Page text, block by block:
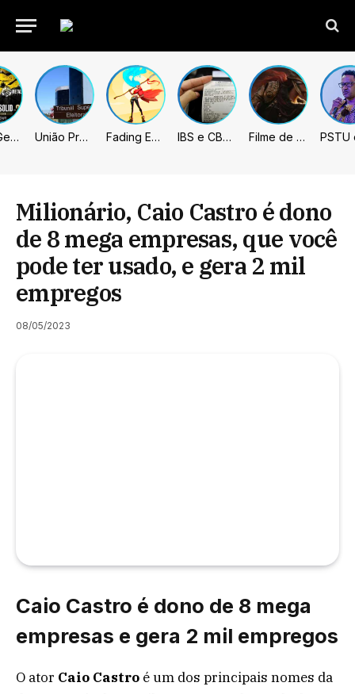
Metal Gear Solid: Master Collection 2 terá legendas e menus em portugues União Progressista e PL terão mais tempo de propaganda eleitoral Fading Echo – Review IBS e CBS necessitarão constar nas notas fiscais com início desta 2ª. Entenda Filme de Elden Ring tem gravações concluídas, mas ainda fica longe do lançamento
Milionário, Caio Castro é dono
de 8 mega empresas, que você
pode ter usado, e gera 2 mil
empregos
08/05/2023
Caio Castro é dono de 8 mega
empresas e gera 2 mil empregos
O ator Caio Castro é um dos principais nomes da